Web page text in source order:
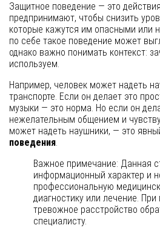
Защитное поведение — это
предпринимают, чтобы снизить
которые кажутся им опасными или
по себе такое поведение может
однако важно понимать контекст:
используем.
Например, человек может надеть
транспорте. Если он делает это
музыки — это норма. Но если он
нежелательным общением и
может надеть наушники, — это
поведения.
Важное примечание: Данная
информационный характер и
профессиональную
диагностику или лечение. При
тревожное расстройство
специалисту.